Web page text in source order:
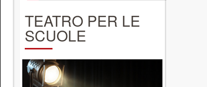
TEATRO PER LE
SCUOLE